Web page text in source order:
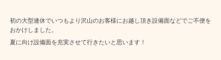
初の大型連休でいつもより沢山のお客様にお越し頂き設備面などでご不便を
おかけしました。
夏に向け設備面を充実させて行きたいと思います！